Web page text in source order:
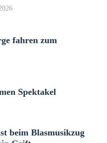
fahren zum
Spektakel
beim Blasmusikzug